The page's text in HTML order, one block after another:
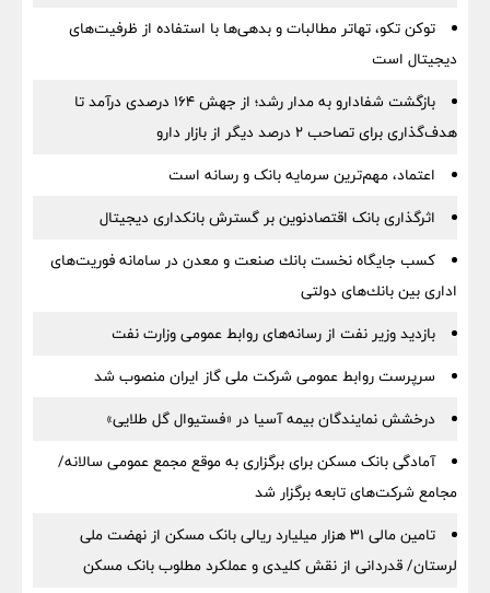
توکن تکو، تهاتر مطالبات و بدهی‌ها با استفاده از ظرفیت‌های
دیجیتال است
بازگشت شفادارو به مدار رشد؛ از جهش ۱۶۴ درصدی درآمد تا
هدف‌گذاری برای تصاحب ۲ درصد دیگر از بازار دارو
اعتماد، مهم‌ترین سرمایه بانک و رسانه است
اثرگذاری بانک اقتصادنوین بر گسترش بانکداری دیجیتال
كسب جایگاه نخست بانك صنعت و معدن در سامانه فوریت‌های
اداری بین بانك‌های دولتی
بازدید وزیر نفت از رسانه‌های روابط عمومی وزارت نفت
سرپرست روابط عمومی شركت ملی گاز ایران منصوب شد
درخشش نمایندگان بیمه آسیا در «فستیوال گل طلایی»
آمادگی بانک مسکن برای برگزاری به موقع مجمع عمومی سالانه/
مجامع شرکت‌های تابعه برگزار شد
تامین مالی ۳۱ هزار میلیارد ریالی بانک مسکن از نهضت ملی
لرستان/ قدردانی از نقش کلیدی و عملکرد مطلوب بانک مسکن